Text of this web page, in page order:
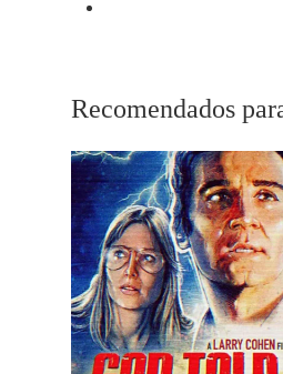
Recomendados